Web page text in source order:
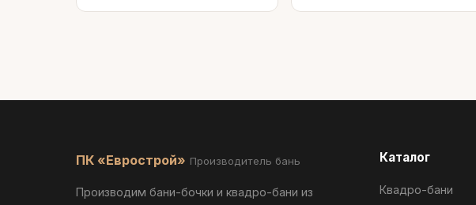
ПК «Еврострой» Производитель бань
Производим бани-бочки и квадро-бани из
Каталог
Квадро-бани